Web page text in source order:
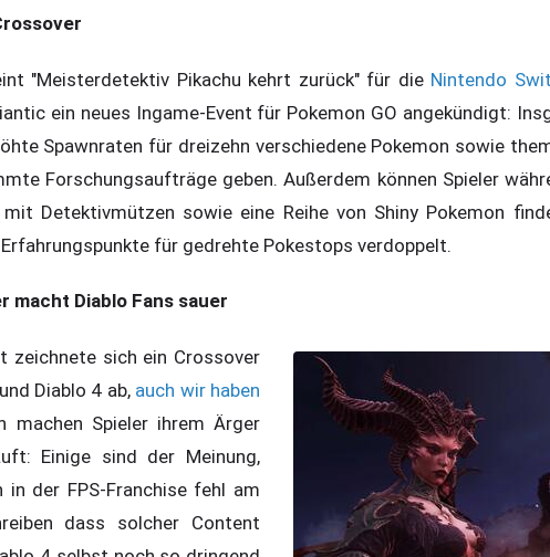
"Meisterdetektiv Pikachu kehrt zurück" für die Nintendo
ein neues Ingame-Event für Pokemon GO angekündigt:
Spawnraten für dreizehn verschiedene Pokemon sowie
Forschungsaufträge geben. Außerdem können Spieler
Detektivmützen sowie eine Reihe von Shiny Pokemon
für gedrehte Pokestops verdoppelt.
macht Diablo Fans sauer
zeichnete sich ein Crossover
Diablo 4 ab, auch wir haben
machen Spieler ihrem Ärger
Einige sind der Meinung,
der FPS-Franchise fehl am
dass solcher Content